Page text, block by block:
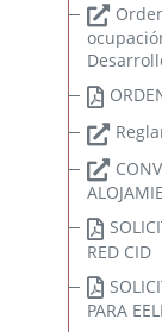
RED CID
PARA